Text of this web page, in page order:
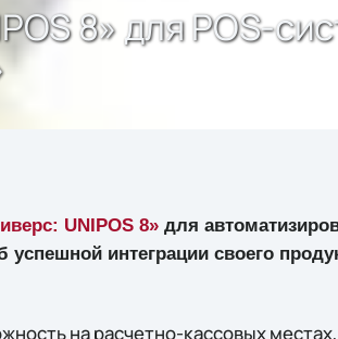
8» для POS-
UNIPOS 8»для
успешной интеграции своего
на расчетно-кассовых